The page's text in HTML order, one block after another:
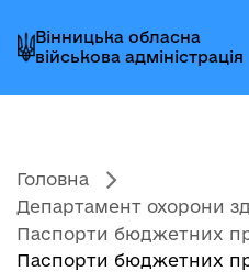
до
головного
меню
до
головного
вмісту
до
головного
колонтитула
Вінницька обласна
військова адміністрація
Головна
Департамент охорони
Паспорти бюджетних
Паспорти бюджетних